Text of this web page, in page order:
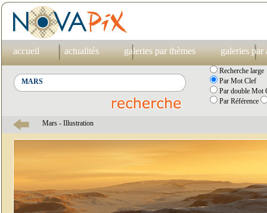
accueil actualités galeries par thèmes galeries par
Recherche large
Par Mot Clef
Par double Mot
Par Référence
Mars - Illustration